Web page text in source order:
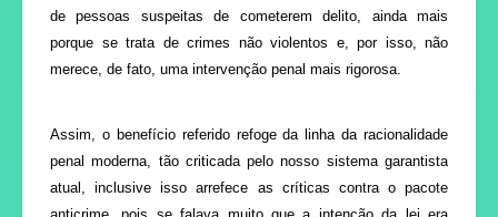
de pessoas suspeitas de cometerem delito, ainda mais
porque se trata de crimes não violentos e, por isso, não
merece, de fato, uma intervenção penal mais rigorosa.
Assim, o benefício referido refoge da linha da racionalidade
penal moderna, tão criticada pelo nosso sistema garantista
atual,inclusive isso arrefece as críticas contra o pacote